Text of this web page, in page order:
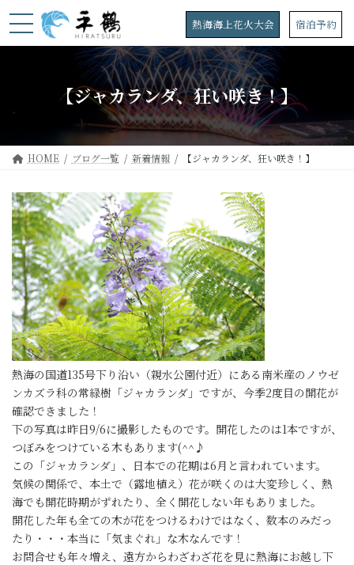
ン
プ
ビ
動
熱海海上花火大会 宿泊予約
【ジャカランダ、狂い咲き！】
HOME ブログ一覧 新着情報 【ジャカランダ、狂い咲き！】
熱海の国道135号下り沿い（親水公園付近）にある南米産のノウゼ
ンカズラ科の常緑樹「ジャカランダ」ですが、今季2度目の開花が
確認できました！
下の写真は昨日9/6に撮影したものです。開花したのは1本ですが、
つぼみをつけている木もあります(^^♪
この「ジャカランダ」、日本での花期は6月と言われています。
気候の関係で、本土で（露地植え）花が咲くのは大変珍しく、熱
海でも開花時期がずれたり、全く開花しない年もありました。
開花した年も全ての木が花をつけるわけではなく、数本のみだっ
たり・・・本当に「気まぐれ」な木なんです！
お問合せも年々増え、遠方からわざわざ花を見に熱海にお越し下